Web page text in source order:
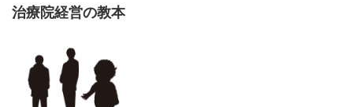
治療院経営の教本